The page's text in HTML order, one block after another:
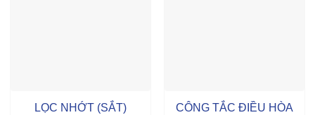
LỌC NHỚT (SẮT)
CÔNG TẮC ĐIỀU HÒA